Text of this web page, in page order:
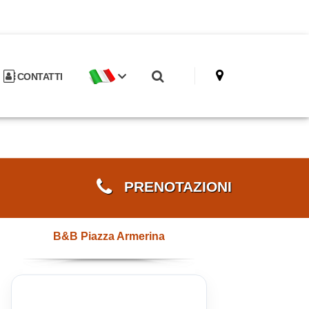
CONTATTI
PRENOTAZIONI
B&B Piazza Armerina